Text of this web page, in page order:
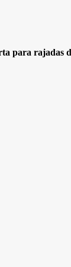
para rajadas